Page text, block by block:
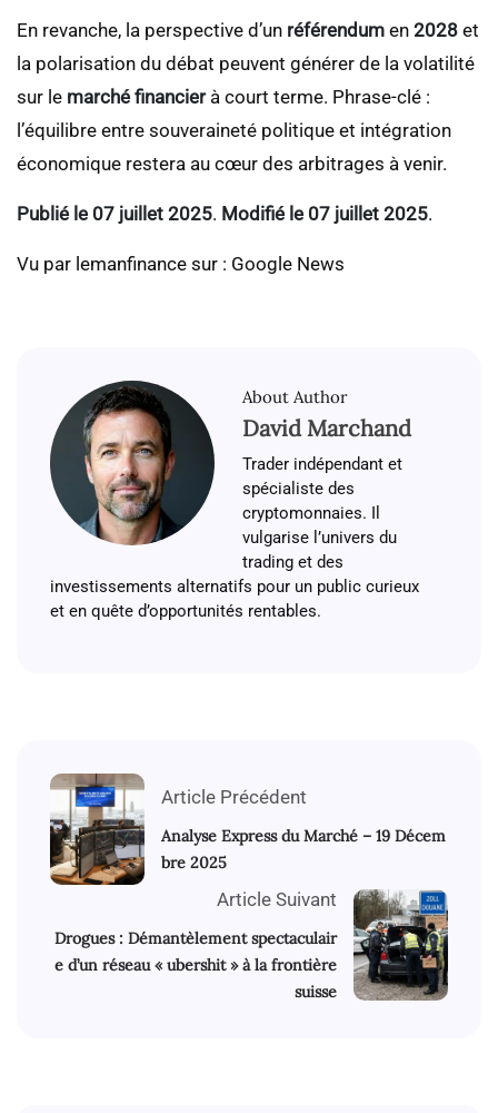
En revanche, la perspective d’un référendum en 2028 et
la polarisation du débat peuvent générer de la volatilité
sur le marché financierà court terme. Phrase-clé :
l’équilibre entre souveraineté politique et intégration
économique restera au cœur des arbitrages à venir.
Publié le 07 juillet 2025. Modifié le 07 juillet 2025.
Vu par lemanfinance sur : Google News
About Author
David Marchand
Trader indépendant et
spécialiste des
cryptomonnaies. Il
vulgarise l’univers du
trading et des
investissements alternatifs pour un public curieux
et en quête d’opportunités rentables.
Article Précédent
Analyse Express du Marché – 19 Décem
bre 2025
Article Suivant
Drogues : Démantèlement spectaculair
e d’un réseau « ubershit » à la frontière
suisse